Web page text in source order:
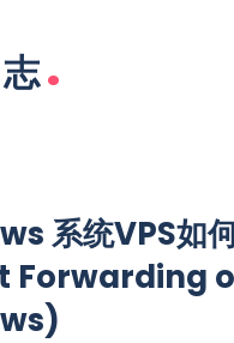
.
系统VPS如
Forwarding